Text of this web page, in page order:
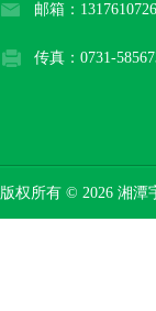
邮箱：
传真：0731-
版权所有 © 2026 湘潭